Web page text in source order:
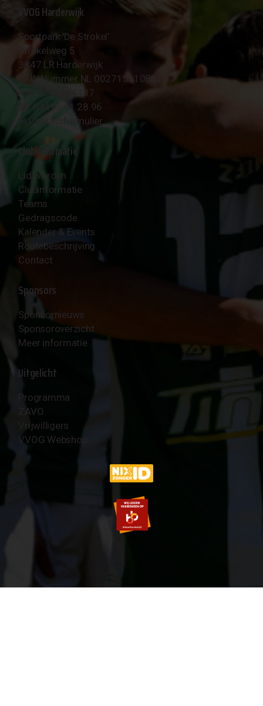
VVOG Harderwijk
Sportpark 'De Strokel'
Strokelweg 5
3847 LR Harderwijk
BTW Nummer NL 002715910B01
KvK Nr 40094437
☎︎ 0341 - 41 28 96
✉︎ Contactformulier
Clubinformatie
Lid worden
Clubinformatie
Teams
Gedragscode
Kalender & Events
Routebeschrijving
Contact
Sponsors
Sponsornieuws
Sponsoroverzicht
Meer informatie
Uitgelicht
Programma
ZAVO
Vrijwilligers
VVOG Webshop